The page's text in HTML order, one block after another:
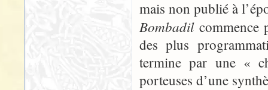
mais non publié à
Bombadilcommence
des plus
termine par une «
porteuses d’une